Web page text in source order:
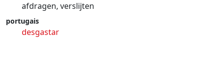
afdragen, verslijten
portugais
desgastar